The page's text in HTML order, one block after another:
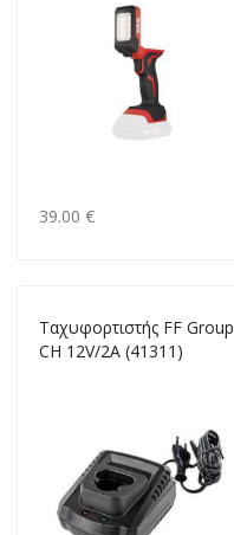
39.00 €
Ταχυφορτιστής FF Group
CH 12V/2A (41311)